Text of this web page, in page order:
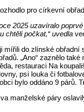
pro církevní
2025 uzavíralo
chtěli počkat,“ uvedla
mířili do zlínské
„Ano“ zaznělo
restauraci Na
psí louka či
bylo oddáno 9 párů.
manželské páry